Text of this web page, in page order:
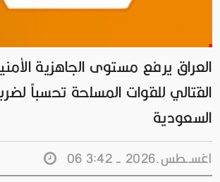
العراق يرفع مستوى الجاهزية
القتالي للقوات المسلحة تحسباً
السعودية
06 اغســطس.2026 - 3:42